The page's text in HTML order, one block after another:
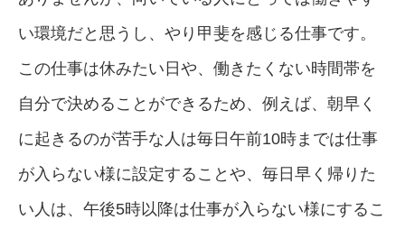
い環境だと思うし、やり甲斐を感じる仕事です。
この仕事は休みたい日や、働きたくない時間帯を
自分で決めることができるため、例えば、朝早く
に起きるのが苦手な人は毎日午前10時までは仕事
が入らない様に設定することや、毎日早く帰りた
い人は、午後5時以降は仕事が入らない様にするこ